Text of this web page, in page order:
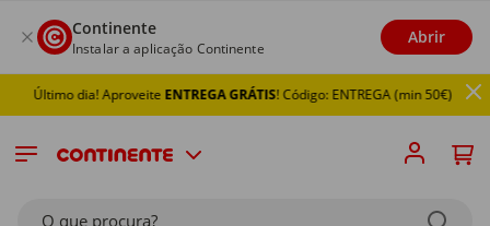
Continente
Instalar a aplicação Continente
Abrir
dia! AproveiteENTREGA GRÁTIS! Código: ENTREGA (min 50€)
O que procura?